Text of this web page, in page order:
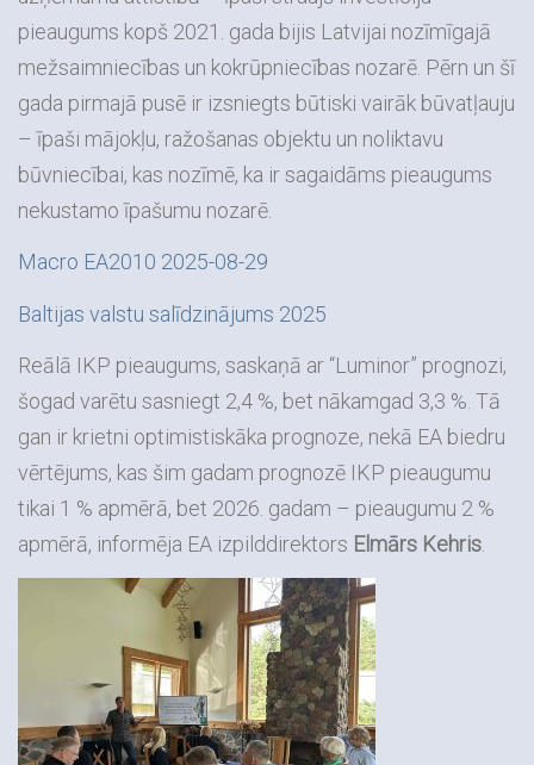
pieaugums kopš 2021. gada bijis Latvijai nozīmīgajā
mežsaimniecības un kokrūpniecības nozarē. Pērn un šī
gada pirmajā pusē ir izsniegts būtiski vairāk būvatļauju
– īpaši mājokļu, ražošanas objektu un noliktavu
būvniecībai, kas nozīmē, ka ir sagaidāms pieaugums
nekustamo īpašumu nozarē.
Macro EA2010 2025-08-29
Baltijas valstu salīdzinājums 2025
Reālā IKP pieaugums, saskaņā ar “Luminor” prognozi,
šogad varētu sasniegt 2,4 %, bet nākamgad 3,3 %. Tā
gan ir krietni optimistiskāka prognoze, nekā EA biedru
vērtējums, kas šim gadam prognozē IKP pieaugumu
tikai 1 % apmērā, bet 2026. gadam – pieaugumu 2 %
apmērā, informēja EA izpilddirektors Elmārs Kehris